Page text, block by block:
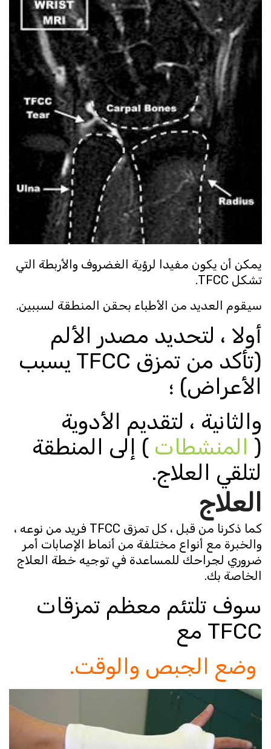
يمكن أن يكون مفيدا لرؤية الغضروف والأربطة التي
تشكل TFCC.
سيقوم العديد من الأطباء بحقن المنطقة لسببين.
أولا ، لتحديد مصدر الألم
(تأكد من تمزق TFCC يسبب
الأعراض) ؛
والثانية ، لتقديم الأدوية
(المنشطات) إلى المنطقة
لتلقي العلاج.
العلاج
كما ذكرنا من قبل ، كل تمزق TFCC فريد من نوعه ،
والخبرة مع أنواع مختلفة من أنماط الإصابات أمر
ضروري لجراحك للمساعدة في توجيه خطة العلاج
الخاصة بك.
سوف تلتئم معظم تمزقات
TFCC مع
وضع الجبص والوقت.